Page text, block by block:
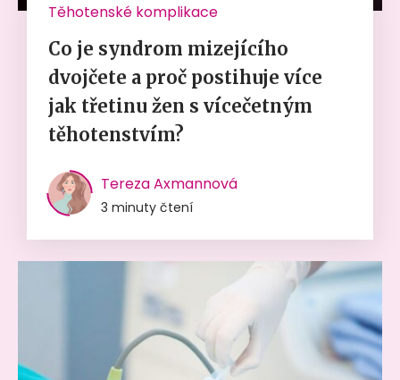
Těhotenské komplikace
Co je syndrom mizejícího
dvojčete a proč postihuje více
jak třetinu žen s vícečetným
těhotenstvím?
Tereza Axmannová
3 minuty čtení